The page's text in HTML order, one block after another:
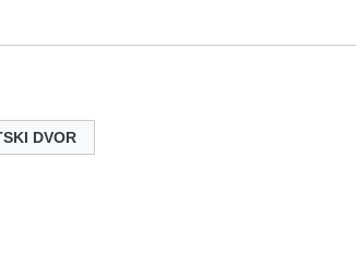
DVOR